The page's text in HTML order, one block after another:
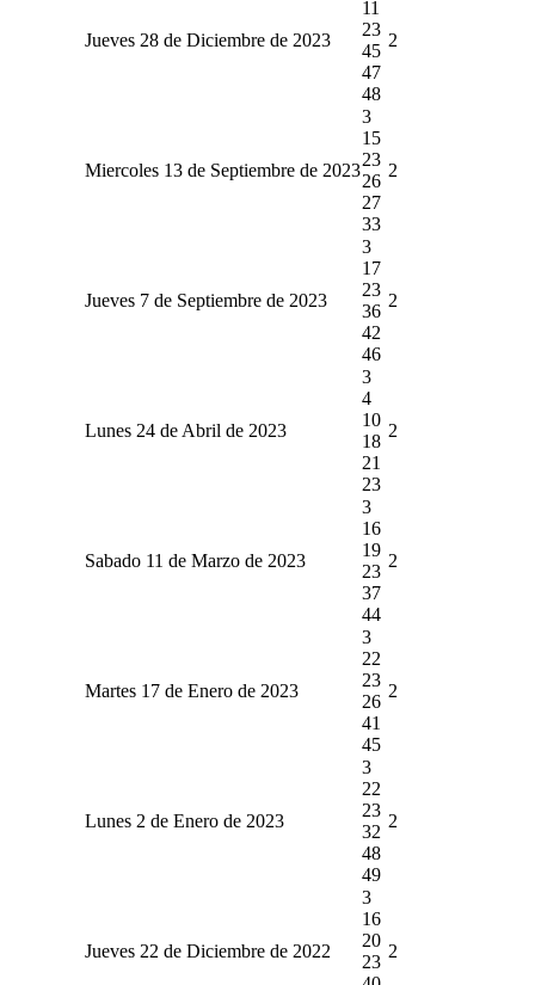
Jueves 28 de Diciembre de 2023
11
23
45
47
48
2
Miercoles 13 de Septiembre de 2023
3
15
23
26
27
33
2
Jueves 7 de Septiembre de 2023
3
17
23
36
42
46
2
Lunes 24 de Abril de 2023
3
4
10
18
21
23
2
Sabado 11 de Marzo de 2023
3
16
19
23
37
44
2
Martes 17 de Enero de 2023
3
22
23
26
41
45
2
Lunes 2 de Enero de 2023
3
22
23
32
48
49
2
Jueves 22 de Diciembre de 2022
3
16
20
23
2